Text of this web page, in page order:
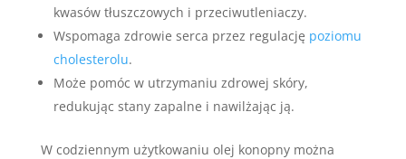
kwasów tłuszczowych i przeciwutleniaczy.
Wspomaga zdrowie serca przez regulację poziomu
cholesterolu.
Może pomóc w utrzymaniu zdrowej skóry,
redukując stany zapalne i nawilżając ją.
W codziennym użytkowaniu olej konopny można